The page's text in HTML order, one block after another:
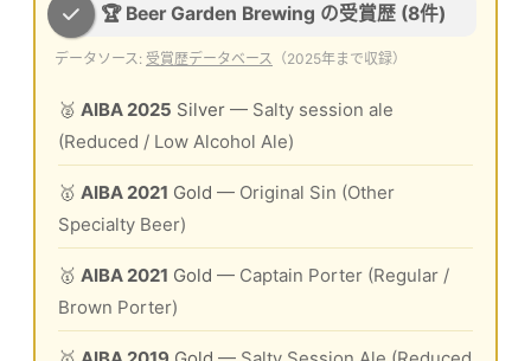
🏆 Beer Garden Brewing の受賞歴 (8件)
データソース: 受賞歴データベース （2025年まで収録）
🥈 AIBA 2025 Silver — Salty session ale
(Reduced / Low Alcohol Ale)
🥇 AIBA 2021 Gold — Original Sin (Other
Specialty Beer)
🥇 AIBA 2021 Gold — Captain Porter (Regular /
Brown Porter)